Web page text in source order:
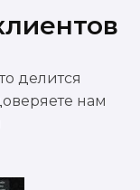
делится
нам